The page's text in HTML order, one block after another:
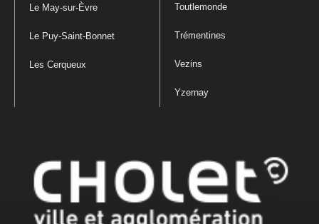
Le May-sur-Èvre
Le Puy-Saint-Bonnet
Les Cerqueux
Toutlemonde
Trémentines
Vezins
Yzernay